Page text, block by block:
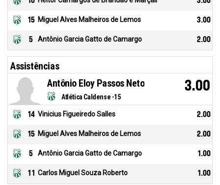
15 Miguel Alves Malheiros de Lemos 3.00
5 Antônio Garcia Gatto de Camargo 2.00
Assistências
Atlética Caldense -15
Antônio Eloy Passos Neto 3.00
14 Vinicius Figueiredo Salles 2.00
15 Miguel Alves Malheiros de Lemos 2.00
5 Antônio Garcia Gatto de Camargo 1.00
11 Carlos Miguel Souza Roberto 1.00